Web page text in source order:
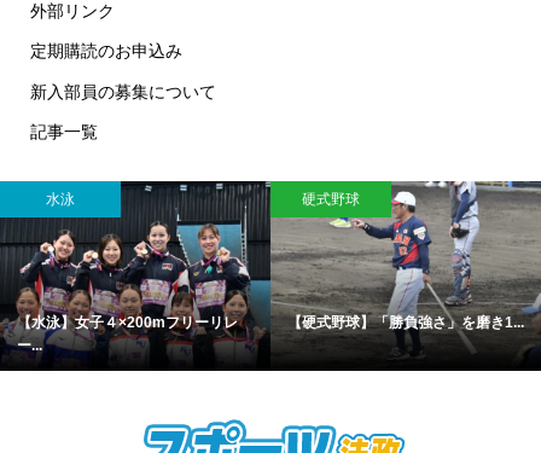
外部リンク
定期購読のお申込み
新入部員の募集について
記事一覧
水泳
【水泳】女子４×200mフリーリレ
ー...
硬式野球
【硬式野球】「勝負強さ」を磨き1...